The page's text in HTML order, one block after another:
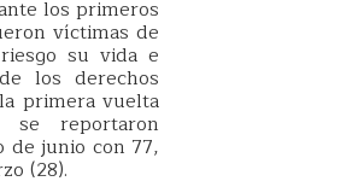
los primeros
víctimas de
su vida e
los derechos
primera vuelta
reportaron
de junio con 77,
(28).